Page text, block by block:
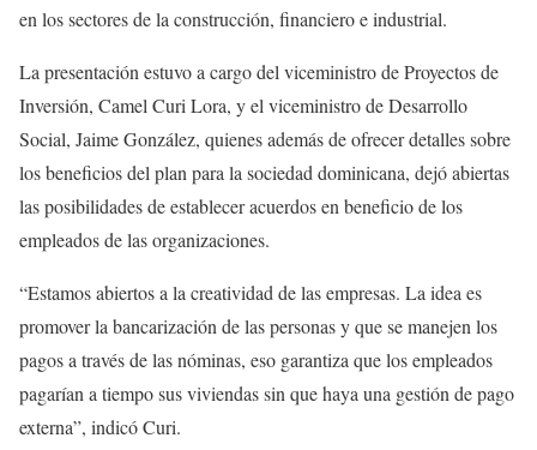
en los sectores de la construcción, financiero e industrial.
La presentación estuvo a cargo del viceministro de Proyectos de
Inversión, Camel Curi Lora, y el viceministro de Desarrollo
Social, Jaime González, quienes además de ofrecer detalles sobre
los beneficios del plan para la sociedad dominicana, dejó abiertas
las posibilidades de establecer acuerdos en beneficio de los
empleados de las organizaciones.
“Estamos abiertos a la creatividad de las empresas. La idea es
promover la bancarización de las personas y que se manejen los
pagos a través de las nóminas, eso garantiza que los empleados
pagarían a tiempo sus viviendas sin que haya una gestión de pago
externa”, indicó Curi.